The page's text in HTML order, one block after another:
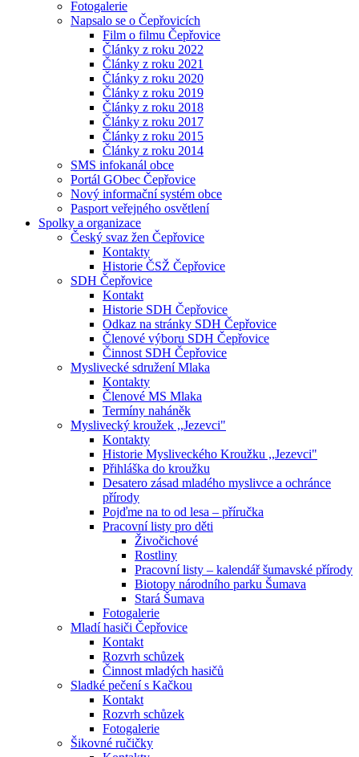
Fotogalerie
Napsalo se o Čepřovicích
Film o filmu Čepřovice
Články z roku 2022
Články z roku 2021
Články z roku 2020
Články z roku 2019
Články z roku 2018
Články z roku 2017
Články z roku 2015
Články z roku 2014
SMS infokanál obce
Portál GObec Čepřovice
Nový informační systém obce
Pasport veřejného osvětlení
Spolky a organizace
Český svaz žen Čepřovice
Kontakty
Historie ČSŽ Čepřovice
SDH Čepřovice
Kontakt
Historie SDH Čepřovice
Odkaz na stránky SDH Čepřovice
Členové výboru SDH Čepřovice
Činnost SDH Čepřovice
Myslivecké sdružení Mlaka
Kontakty
Členové MS Mlaka
Termíny naháněk
Myslivecký kroužek ,,Jezevci"
Kontakty
Historie Mysliveckého Kroužku ,,Jezevci"
Přihláška do kroužku
Desatero zásad mladého myslivce a ochránce
přírody
Pojďme na to od lesa – příručka
Pracovní listy pro děti
Živočichové
Rostliny
Pracovní listy – kalendář šumavské přírody
Biotopy národního parku Šumava
Stará Šumava
Fotogalerie
Mladí hasiči Čepřovice
Kontakt
Rozvrh schůzek
Činnost mladých hasičů
Sladké pečení s Kačkou
Kontakt
Rozvrh schůzek
Fotogalerie
Šikovné ručičky